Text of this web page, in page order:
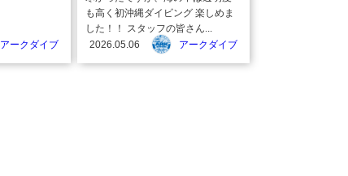
アークダイブ
も高く初沖縄ダイビング 楽しめま
した！！ スタッフの皆さん...
2026.05.06
アークダイブ